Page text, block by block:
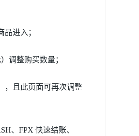
进入；
调整购买数量；
，且此页面可再次调整
、FPX 快速结账、